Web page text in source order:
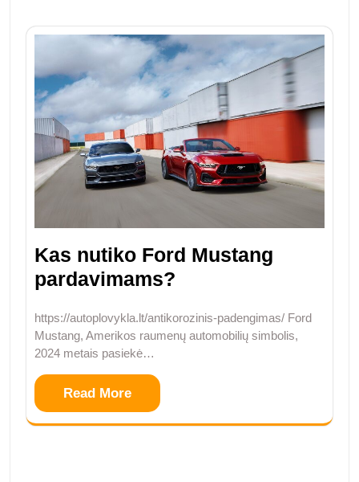
Kas nutiko Ford Mustang
pardavimams?
https://autoplovykla.lt/antikorozinis-padengimas/ Ford
Mustang, Amerikos raumenų automobilių simbolis,
2024 metais pasiekė…
Read More